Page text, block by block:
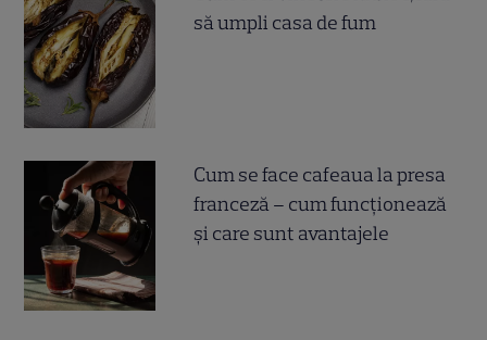
să umpli casa de fum
Cum se face cafeaua la presa
franceză – cum funcționează
și care sunt avantajele